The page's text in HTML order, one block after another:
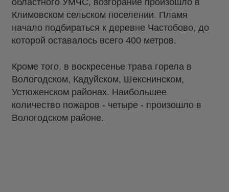
областного УМЧС, возгорание произошло в
Климовском сельском поселении. Пламя
начало подбираться к деревне Частобово, до
которой оставалось всего 400 метров.
Кроме того, в воскресенье трава горела в
Вологодском, Кадуйском, Шекснинском,
Устюженском районах. Наибольшее
количество пожаров - четыре - произошло в
Вологодском районе.